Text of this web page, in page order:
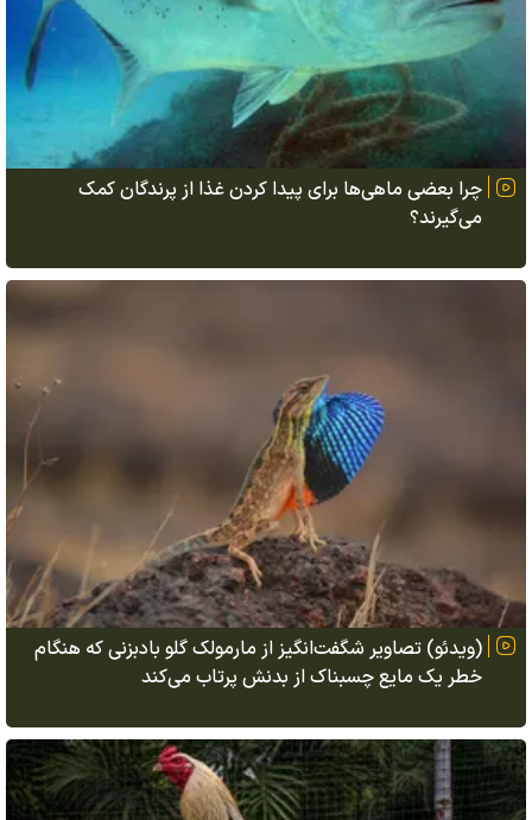
چرا بعضی ماهی‌ها برای پیدا کردن غذا از پرندگان کمک
می‌گیرند؟
(ویدئو) تصاویر شگفت‌انگیز از مارمولک گلو بادبزنی که هنگام
خطر یک مایع چسبناک از بدنش پرتاب می‌کند